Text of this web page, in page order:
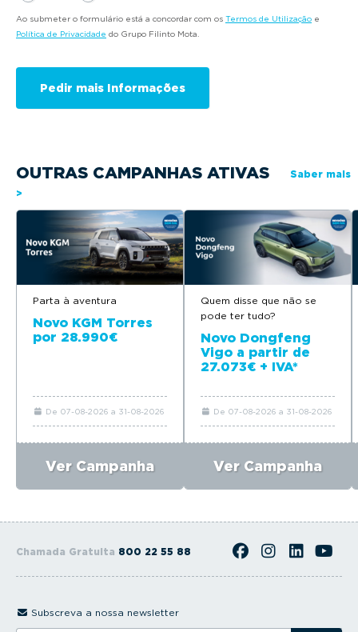
Ao submeter o formulário está a concordar com os Termos de Utilização e
Política de Privacidade do Grupo Filinto Mota.
OUTRAS CAMPANHAS ATIVAS
Saber mais
>
Parta à aventura
Novo KGM Torres
por 28.990€
De 07-08-2026 a 31-08-2026
Ver Campanha
Quem disse que não se
pode ter tudo?
Novo Dongfeng
Vigo a partir de
27.073€ + IVA*
De 07-08-2026 a 31-08-2026
Ver Campanha
Chamada Gratuita 800 22 55 88
Subscreva a nossa newsletter